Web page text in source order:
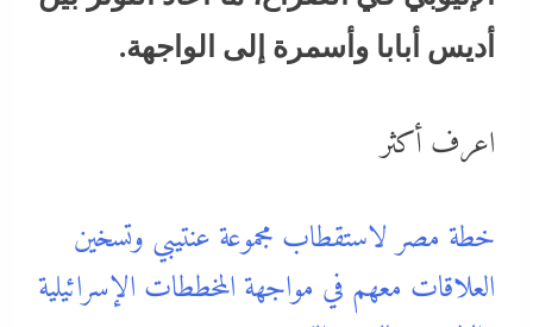
أديس أبابا وأسمرة إلى الواجهة.
اعرف أكثر
خطة مصر لاستقطاب مجموعة عنتيبي وتسخين
العلاقات معهم في مواجهة المخططات الإسرائيلية